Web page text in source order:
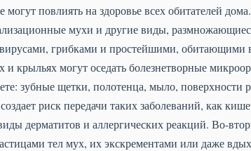
повлиять на здоровье всех обитателей
мухи и другие виды,
грибками и простейшими,
и крыльях могут оседать болезнетворные
зубные щетки, полотенца, мыло, поверхности
риск передачи таких заболеваний, как
дерматитов и аллергических реакций. Во-
тел мух, их экскрементами или даже